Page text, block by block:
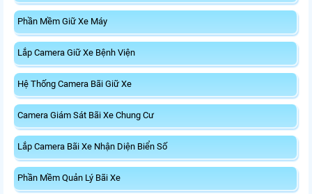
Phần Mềm Giữ Xe Máy
Lắp Camera Giữ Xe Bệnh Viện
Hệ Thống Camera Bãi Giữ Xe
Camera Giám Sát Bãi Xe Chung Cư
Lắp Camera Bãi Xe Nhận Diện Biển Số
Phần Mềm Quản Lý Bãi Xe